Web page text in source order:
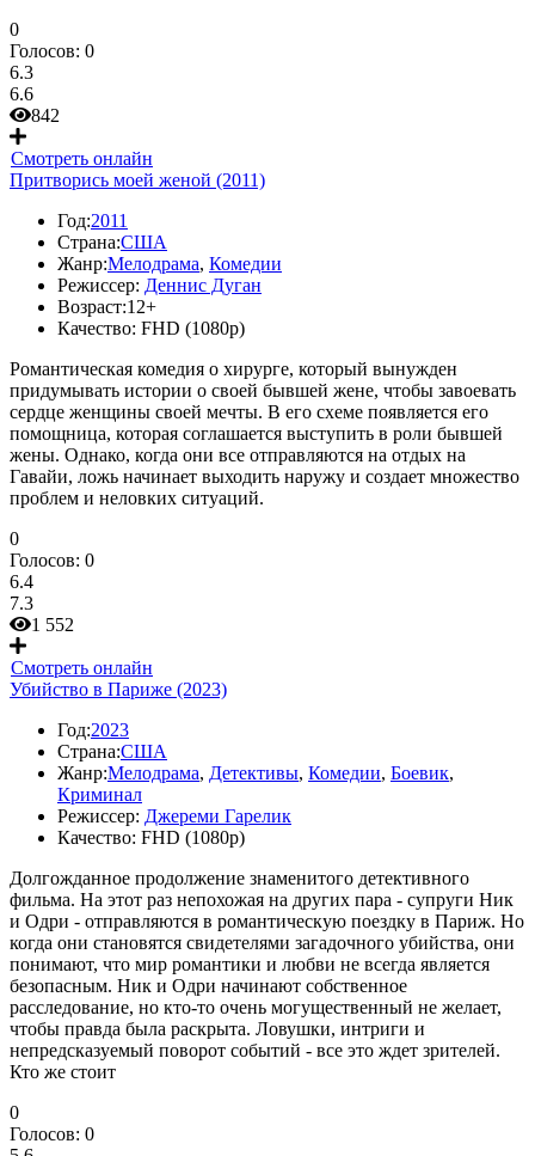
0
Голосов: 0
6.3
6.6
842
Смотреть онлайн
Притворись моей женой (2011)
Год:2011
Страна:США
Жанр:Мелодрама, Комедии
Режиссер: Деннис Дуган
Возраст:12+
Качество: FHD (1080p)
Романтическая комедия о хирурге, который вынужден
придумывать истории о своей бывшей жене, чтобы завоевать
сердце женщины своей мечты. В его схеме появляется его
помощница, которая соглашается выступить в роли бывшей
жены. Однако, когда они все отправляются на отдых на
Гавайи, ложь начинает выходить наружу и создает множество
проблем и неловких ситуаций.
0
Голосов: 0
6.4
7.3
1 552
Смотреть онлайн
Убийство в Париже (2023)
Год:2023
Страна:США
Жанр:Мелодрама, Детективы, Комедии, Боевик,
Криминал
Режиссер: Джереми Гарелик
Качество: FHD (1080p)
Долгожданное продолжение знаменитого детективного
фильма. На этот раз непохожая на других пара - супруги Ник
и Одри - отправляются в романтическую поездку в Париж. Но
когда они становятся свидетелями загадочного убийства, они
понимают, что мир романтики и любви не всегда является
безопасным. Ник и Одри начинают собственное
расследование, но кто-то очень могущественный не желает,
чтобы правда была раскрыта. Ловушки, интриги и
непредсказуемый поворот событий - все это ждет зрителей.
Кто же стоит
0
Голосов: 0